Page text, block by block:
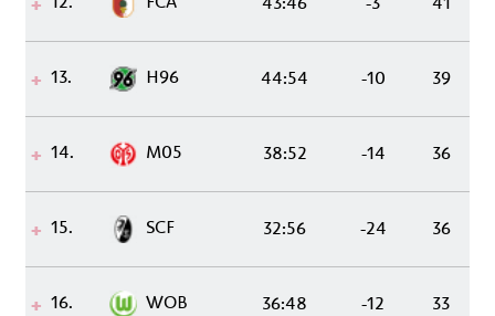
13. H96 44:54 -10 39
14. M05 38:52 -14 36
15. SCF 32:56 -24 36
16. WOB 36:48 -12 33